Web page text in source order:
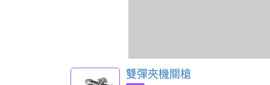
雙彈夾機關槍